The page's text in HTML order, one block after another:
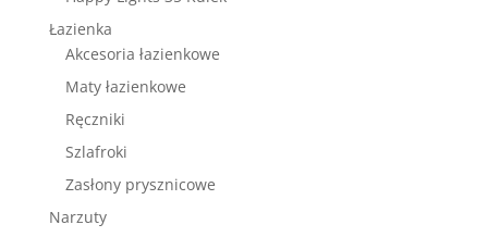
Łazienka
Akcesoria łazienkowe
Maty łazienkowe
Ręczniki
Szlafroki
Zasłony prysznicowe
Narzuty